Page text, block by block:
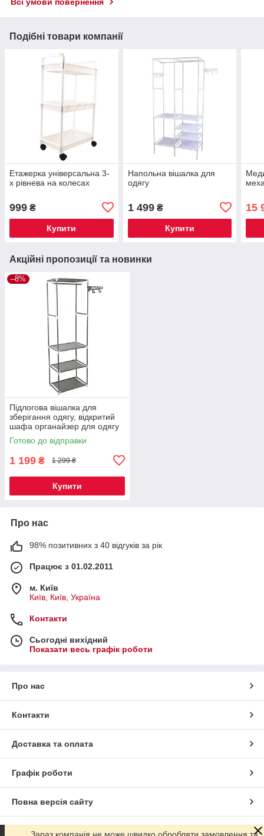
Всі умови повернення
Подібні товари компанії
Етажерка універсальна 3-
х рівнева на колесах
999 ₴
Купити
Напольна вішалка для
одягу
1 499₴
Купити
15
Акційні пропозиції та новинки
–8%
Підлогова вішалка для
зберігання одягу, відкритий
шафа органайзер для одягу
Готово до відправки
1 199 ₴ 1 299 ₴
Купити
Про нас
98% позитивних з 40 відгуків за рік
Працює з 01.02.2011
м. Київ
Київ, Київ, Україна
Контакти
Сьогодні вихідний
Показати весь графік роботи
Про нас
Контакти
Доставка та оплата
Графік роботи
Повна версія сайту
Сайт створено на маркетплейсі Prom.ua